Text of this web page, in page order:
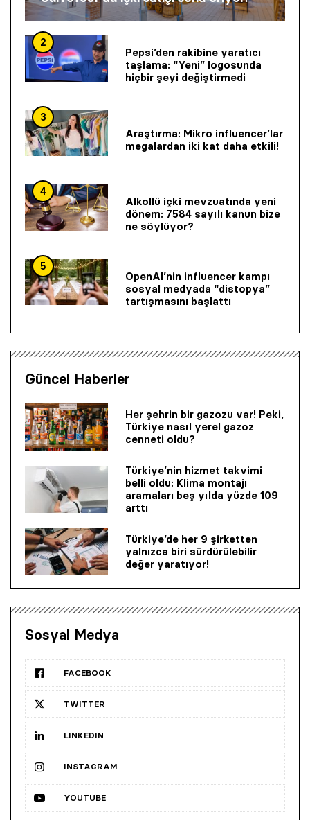
2
Pepsi’den rakibine yaratıcı
taşlama: “Yeni” logosunda
hiçbir şeyi değiştirmedi
3
Araştırma: Mikro influencer’lar
megalardan iki kat daha etkili!
4
Alkollü içki mevzuatında yeni
dönem: 7584 sayılı kanun bize
ne söylüyor?
5
OpenAI’nin influencer kampı
sosyal medyada “distopya”
tartışmasını başlattı
Güncel Haberler
Her şehrin bir gazozu var! Peki,
Türkiye nasıl yerel gazoz
cenneti oldu?
Türkiye’nin hizmet takvimi
belli oldu: Klima montajı
aramaları beş yılda yüzde 109
arttı
Türkiye’de her 9 şirketten
yalnızca biri sürdürülebilir
değer yaratıyor!
Sosyal Medya
FACEBOOK
TWITTER
LINKEDIN
INSTAGRAM
YOUTUBE